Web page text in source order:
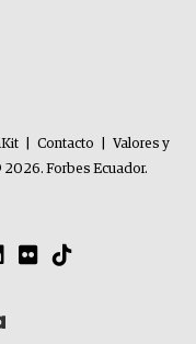
Contacto
Valores y
Forbes Ecuador.